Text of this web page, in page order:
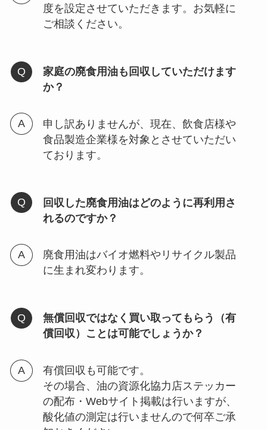
度を設定させていただきます。お気軽に
ご相談ください。
家庭の廃食用油も回収していただけます
か？
申し訳ありませんが、現在、飲食店様や
食品製造企業様を対象とさせていただい
ております。
回収した廃食用油はどのように再利用さ
れるのですか？
廃食用油はバイオ燃料やリサイクル製品
に生まれ変わります。
無償回収ではなく買い取ってもらう（有
償回収）ことは可能でしょうか？
有償回収も可能です。
その場合、油の資源化協力店ステッカー
の配布・Webサイト掲載は行いますが、
酸化値の測定は行いませんので何卒ご承